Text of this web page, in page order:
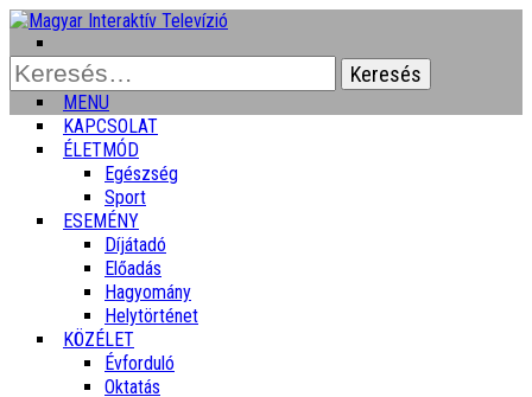
Keresés:
MENU
KAPCSOLAT
ÉLETMÓD
Egészség
Sport
ESEMÉNY
Díjátadó
Előadás
Hagyomány
Helytörténet
KÖZÉLET
Évforduló
Oktatás